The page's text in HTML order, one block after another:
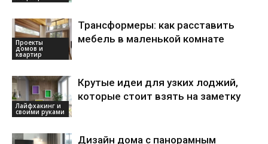
Проекты
домов и
квартир
Трансформеры: как расставить
мебель в маленькой комнате
Лайфхакинг и
своими руками
Крутые идеи для узких лоджий,
которые стоит взять на заметку
Дизайн дома с панорамным